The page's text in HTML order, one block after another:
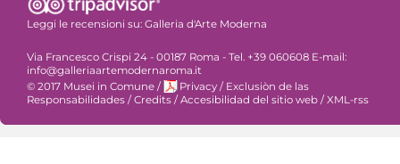
Leggi le recensioni su: Galleria d'Arte Moderna
Via Francesco Crispi 24 - 00187 Roma - Tel. +39 060608 E-mail:
info@galleriaartemodernaroma.it
© 2017 Musei in Comune / Privacy / Exclusiòn de las
Responsabilidades /Credits /Accesibilidad del sitio web /XML-rss